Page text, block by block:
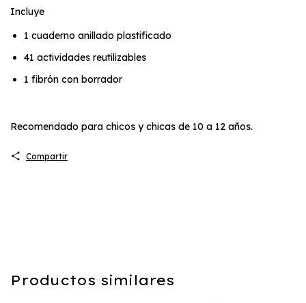
Incluye
1 cuaderno anillado plastificado
41 actividades reutilizables
1 fibrón con borrador
Recomendado para chicos y chicas de 10 a 12 años.
Compartir
Productos similares